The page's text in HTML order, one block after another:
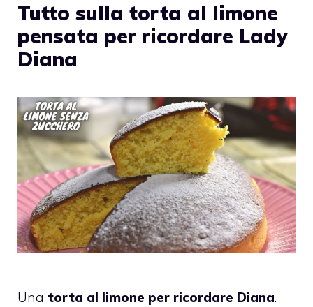
Tutto sulla torta al limone
pensata per ricordare Lady
Diana
Una torta al limone per ricordare Diana.